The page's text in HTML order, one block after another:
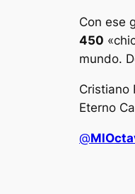
Con ese
450
mundo.
Cristiano
Eterno
@